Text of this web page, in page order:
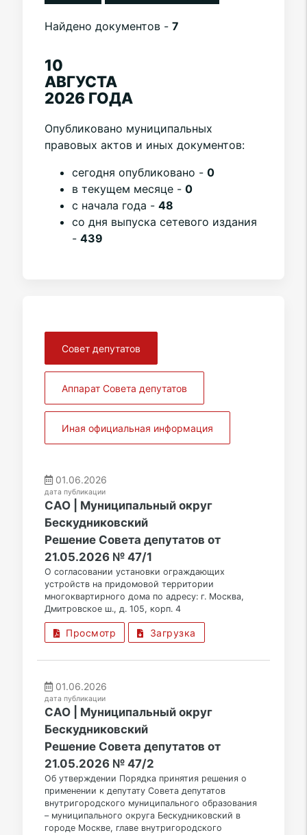
Найдено документов - 7
10
АВГУСТА
2026 ГОДА
Опубликовано муниципальных
правовых актов и иных документов:
cегодня опубликовано - 0
в текущем месяце - 0
с начала года - 48
со дня выпуска сетевого издания
- 439
Совет депутатов
Аппарат Совета депутатов
Иная официальная информация
01.06.2026
дата публикации
САО | Муниципальный округ
Бескудниковский
Решение Совета депутатов от
21.05.2026 № 47/1
О согласовании установки ограждающих
устройств на придомовой территории
многоквартирного дома по адресу: г. Москва,
Дмитровское ш., д. 105, корп. 4
Просмотр Загрузка
01.06.2026
дата публикации
САО | Муниципальный округ
Бескудниковский
Решение Совета депутатов от
21.05.2026 № 47/2
Об утверждении Порядка принятия решения о
применении к депутату Совета депутатов
внутригородского муниципального образования
– муниципального округа Бескудниковский в
городе Москве, главе внутригородского